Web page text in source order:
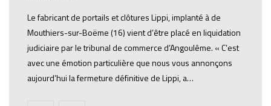
Le fabricant de portails et clôtures Lippi, implanté à de
Mouthiers-sur-Boëme (16) vient d’être placé en liquidation
judiciaire par le tribunal de commerce d’Angoulême. « C’est
avec une émotion particulière que nous vous annonçons
aujourd’hui la fermeture définitive de Lippi, a…